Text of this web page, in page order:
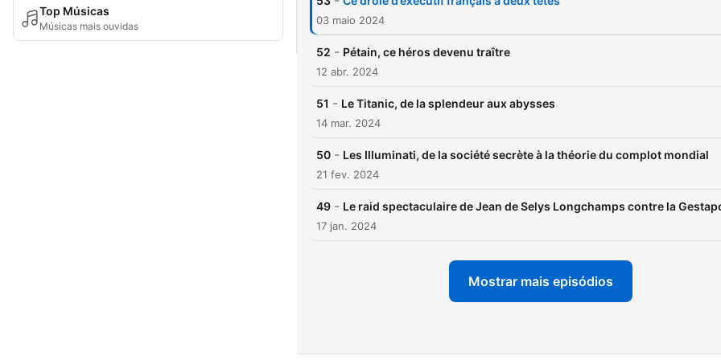
Top Músicas
Músicas mais ouvidas 03 maio 2024
52 - Pétain, ce héros devenu traître
12 abr. 2024
51 - Le Titanic, de la splendeur aux abysses
14 mar. 2024
50 - Les Illuminati, de la société secrète à la théorie du complot mondial
21 fev. 2024
49 - Le raid spectaculaire de Jean de Selys Longchamps contre la
17 jan. 2024
Mostrar mais episódios